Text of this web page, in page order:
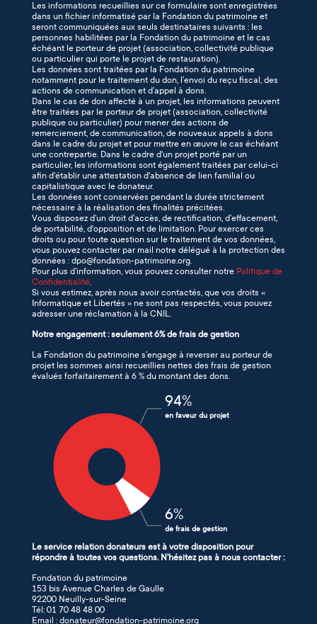
Les informations recueillies sur ce formulaire sont enregistrées
dans un fichier informatisé par la Fondation du patrimoine et
seront communiquées aux seuls destinataires suivants : les
personnes habilitées par la Fondation du patrimoine et le cas
échéant le porteur de projet (association, collectivité publique
ou particulier qui porte le projet de restauration).
Les données sont traitées par la Fondation du patrimoine
notamment pour le traitement du don, l’envoi du reçu fiscal, des
actions de communication et d’appel à dons.
Dans le cas de don affecté à un projet, les informations peuvent
être traitées par le porteur de projet (association, collectivité
publique ou particulier) pour mener des actions de
remerciement, de communication, de nouveaux appels à dons
dans le cadre du projet et pour mettre en œuvre le cas échéant
une contrepartie. Dans le cadre d'un projet porté par un
particulier, les informations sont également traitées par celui-ci
afin d'établir une attestation d'absence de lien familial ou
capitalistique avec le donateur.
Les données sont conservées pendant la durée strictement
nécessaire à la réalisation des finalités précitées.
Vous disposez d’un droit d’accès, de rectification, d’effacement,
de portabilité, d'opposition et de limitation. Pour exercer ces
droits ou pour toute question sur le traitement de vos données,
vous pouvez contacter par mail notre délégué à la protection des
données : dpo@fondation-patrimoine.org.
Pour plus d’information, vous pouvez consulter notre Politique de
Confidentialité.
Si vous estimez, après nous avoir contactés, que vos droits «
Informatique et Libertés » ne sont pas respectés, vous pouvez
adresser une réclamation à la CNIL.
Notre engagement : seulement 6% de frais de gestion
La Fondation du patrimoine s’engage à reverser au porteur de
projet les sommes ainsi recueillies nettes des frais de gestion
évalués forfaitairement à 6 % du montant des dons.
94%
en faveur du projet
6%
de frais de gestion
Le service relation donateurs est à votre disposition pour
répondre à toutes vos questions. N'hésitez pas à nous contacter :
Fondation du patrimoine
153 bis Avenue Charles de Gaulle
92200 Neuilly-sur-Seine
Tél: 01 70 48 48 00
Email : donateur@fondation-patrimoine.org